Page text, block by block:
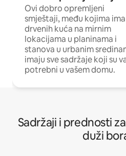
Ovi dobro opremljeni
smještaji, među kojima ima
drvenih kuća na mirnim
lokacijama u planinama i
stanova u urbanim
imaju sve sadržaje koji su
potrebni u vašem domu.
Sadržaji i prednosti
duži